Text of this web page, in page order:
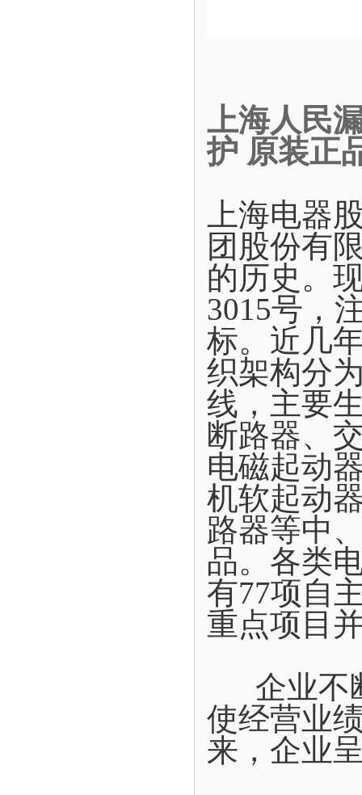
上海人民
护 原装正
上海电器
团股份有
的历史。
3015号，
标。近几
织架构分
线，主要
断路器、
电磁起动
机软起动
路器等中
品。各类
有77项自
重点项目
企业不
使经营业
来，企业